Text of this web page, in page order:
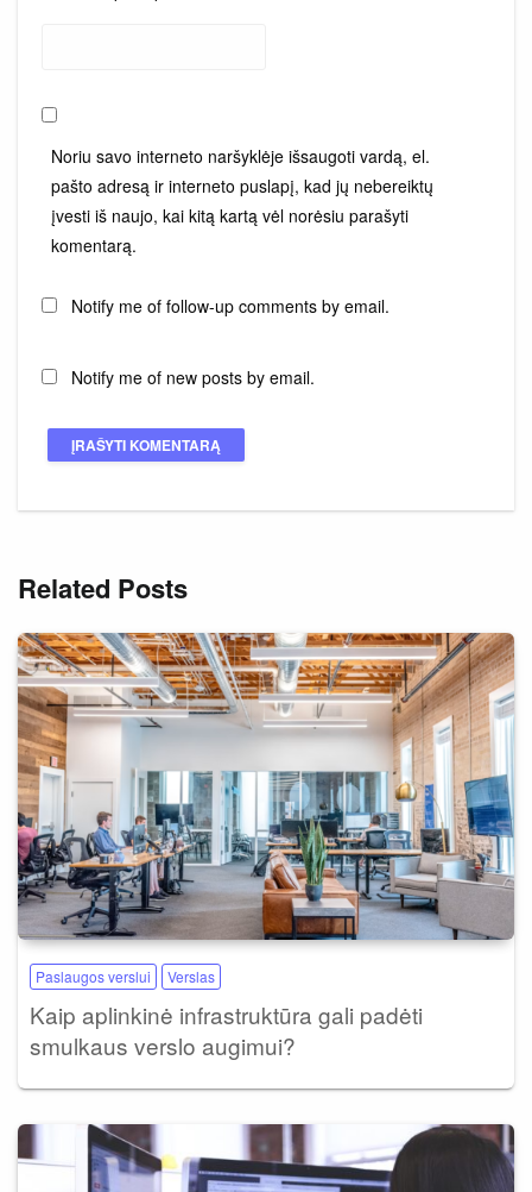
Noriu savo interneto naršyklėje išsaugoti vardą, el.
pašto adresą ir interneto puslapį, kad jų nebereiktų
įvesti iš naujo, kai kitą kartą vėl norėsiu parašyti
komentarą.
Notify me of follow-up comments by email.
Notify me of new posts by email.
Related Posts
Paslaugos verslui Verslas
Kaip aplinkinė infrastruktūra gali padėti
smulkaus verslo augimui?